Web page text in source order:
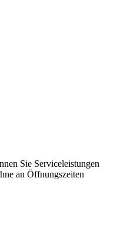
Sie Serviceleistungen
an Öffnungszeiten